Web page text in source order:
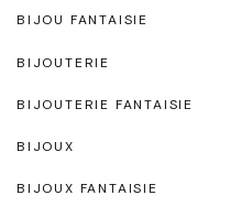
BIJOU FANTAISIE
BIJOUTERIE
BIJOUTERIE FANTAISIE
BIJOUX
BIJOUX FANTAISIE